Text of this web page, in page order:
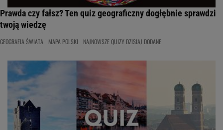
Prawda czy fałsz? Ten quiz geograficzny dogłębnie sprawdzi
twoją wiedzę
GEOGRAFIA ŚWIATA MAPA POLSKI NAJNOWSZE QUIZY DZISIAJ DODANE